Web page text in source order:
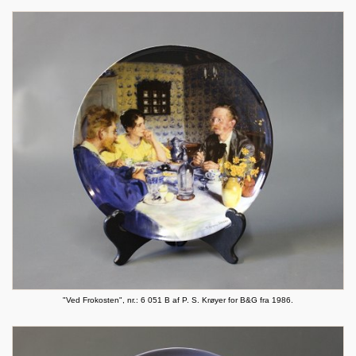
"Ved Frokosten", nr.: 6 051 B af P. S. Krøyer for B&G fra 1986.